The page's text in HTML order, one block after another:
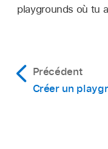
playgrounds où tu
Précédent
Créer un